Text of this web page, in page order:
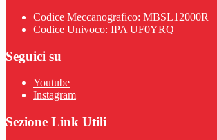
Codice Meccanografico: MBSL12000R
Codice Univoco: IPA UF0YRQ
Seguici su
Youtube
Instagram
Sezione Link Utili